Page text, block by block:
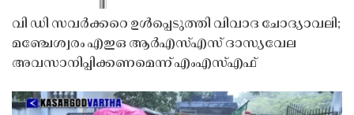
വി ഡി സവർക്കറെ ഉൾപ്പെടുത്തി വിവാദ ചോദ്യാവലി;
മഞ്ചേശ്വരം എഇഒ ആർഎസ്എസ് ദാസ്യവേല
അവസാനിപ്പിക്കണമെന്ന് എംഎസ്എഫ്